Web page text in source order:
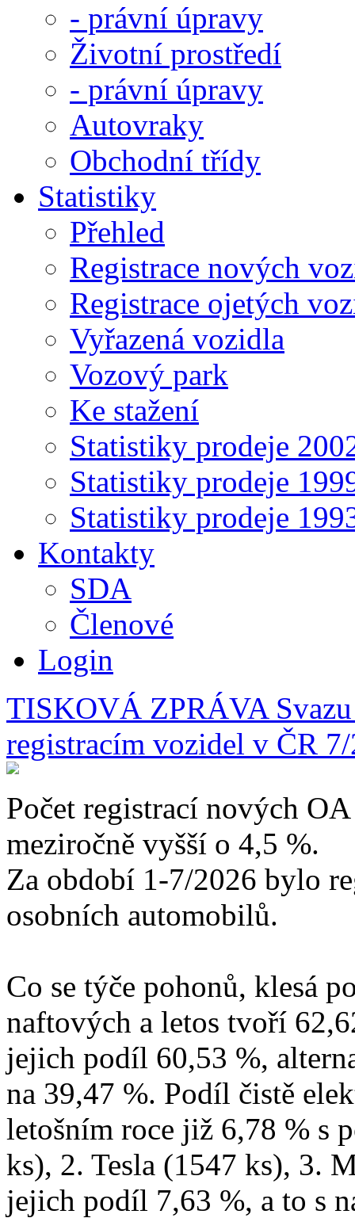
- právní úpravy
Životní prostředí
- právní úpravy
Autovraky
Obchodní třídy
Statistiky
Přehled
Registrace nových
Registrace ojetých
Vyřazená vozidla
Vozový park
Ke stažení
Statistiky prodeje
Statistiky prodeje
Statistiky prodeje
Kontakty
SDA
Členové
Login
TISKOVÁ ZPRÁVA
registracím vozidel v ČR
Počet registrací nových
meziročně vyšší o 4,5 %.
Za období 1-7/2026 bylo
osobních automobilů.
Co se týče pohonů, klesá
naftových a letos tvoří
jejich podíl 60,53 %,
na 39,47 %. Podíl čistě
letošním roce již 6,78 % s
ks), 2. Tesla (1547 ks), 3.
jejich podíl 7,63 %, a to s